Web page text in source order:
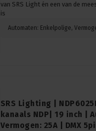
van SRS Light én een van de
is
SRS Lighting |
kanaals NDP| 19 inch |
Vermogen: 25A | DMX